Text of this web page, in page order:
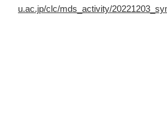
u.ac.jp/clc/mds_activity/